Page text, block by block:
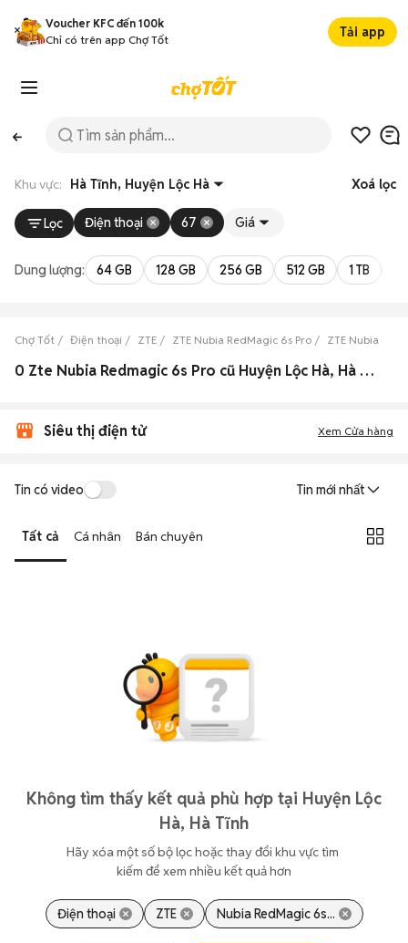
Voucher KFC đến 100k
Chỉ có trên app Chợ Tốt
Tải app
Khu vực: Hà Tĩnh, Huyện Lộc Hà Xoá lọc
Lọc Điện thoại 67 Giá
Dung lượng: 64 GB 128 GB 256 GB 512 GB 1 TB
Chợ Tốt Điện thoại ZTE ZTE Nubia RedMagic 6s Pro ZTE Nubia
0 Zte Nubia Redmagic 6s Pro cũ Huyện Lộc Hà, Hà Tĩnh đẹp
Siêu thị điện tử Xem Cửa hàng
Tin có video Tin mới nhất
Tất cả Cá nhân Bán chuyên
Không tìm thấy kết quả phù hợp tại Huyện Lộc
Hà, Hà Tĩnh
Hãy xóa một số bộ lọc hoặc thay đổi khu vực tìm
kiếm để xem nhiều kết quả hơn
Điện thoại ZTE Nubia RedMagic 6s...